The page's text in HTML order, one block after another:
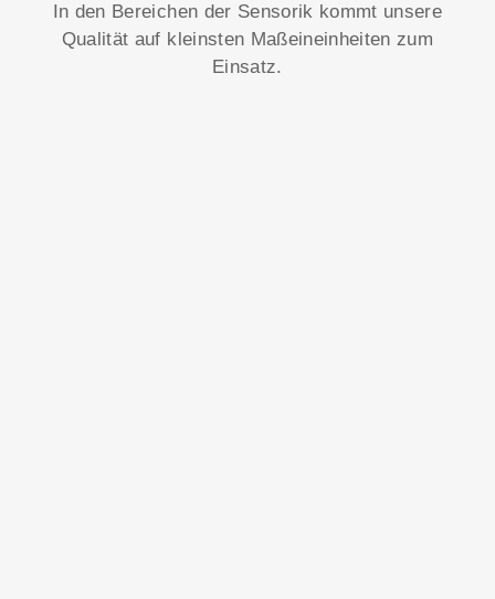
In den Bereichen der Sensorik kommt unsere
Qualität auf kleinsten Maßeineinheiten zum
Einsatz.